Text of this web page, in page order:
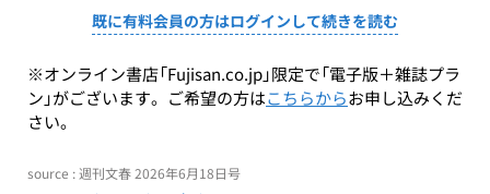
既に有料会員の方はログインして続きを読む
※オンライン書店「Fujisan.co.jp」限定で「電子版＋雑誌プラ
ン」がございます。ご希望の方はこちらからお申し込みくだ
さい。
source : 週刊文春 2026年6月18日号